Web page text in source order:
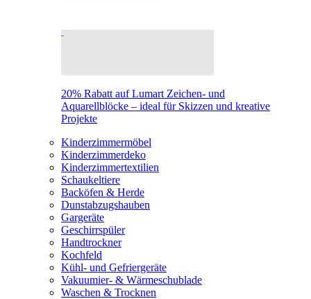
20% Rabatt auf Lumart Zeichen- und
Aquarellblöcke – ideal für Skizzen und kreative
Projekte
Kinderzimmermöbel
Kinderzimmerdeko
Kinderzimmertextilien
Schaukeltiere
Backöfen & Herde
Dunstabzugshauben
Gargeräte
Geschirrspüler
Handtrockner
Kochfeld
Kühl- und Gefriergeräte
Vakuumier- & Wärmeschublade
Waschen & Trocknen